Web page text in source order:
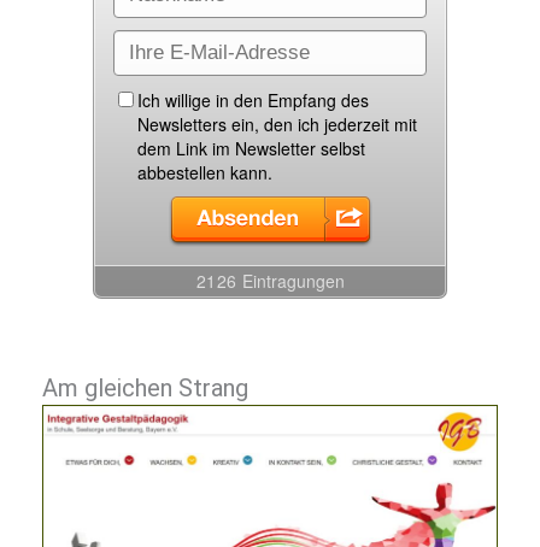
Am gleichen Strang